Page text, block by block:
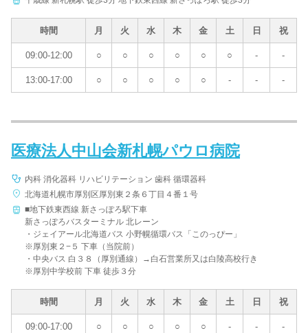
時間 月 火 水 木 金 土 日 祝
09:00-12:00 ○ ○ ○ ○ ○ ○ - -
13:00-17:00 ○ ○ ○ ○ ○ - - -
医療法人中山会新札幌パウロ病院
内科 消化器科 リハビリテーション 歯科 循環器科
北海道札幌市厚別区厚別東２条６丁目４番１号
■地下鉄東西線 新さっぽろ駅下車
新さっぽろバスターミナル 北レーン
・ジェイアール北海道バス 小野幌循環バス「このっぴー」
※厚別東２−５ 下車（当院前）
・中央バス 白３８（厚別通線）→白石営業所又は白陵高校行き
※厚別中学校前 下車 徒歩３分
時間 月 火 水 木 金 土 日 祝
09:00-17:00 ○ ○ ○ ○ ○ - - -